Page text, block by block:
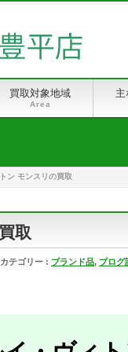
買取対象地域
Area
主
ン モンスリの買取
取
カテゴリー : ブランド品, ブログ